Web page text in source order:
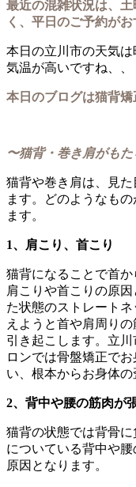
最近の混雑状況は、
く、平日のご予約が
本日の立川市の天気
気温が高いですね、、
本日のブログは猫背矯
〜猫背・巻き肩がも
猫背や巻き肩は、見
ます。どのようなも
ます。
1、肩こり、首こり
猫背になることで首
肩こりや首こりの原
た状態のストレート
えようと首や肩周り
引き起こします。立
ロンでは骨盤矯正で
い、根本からお身体の
2、背中や腰の筋肉が
猫背の状態では背骨
についている背中や
原因となります。